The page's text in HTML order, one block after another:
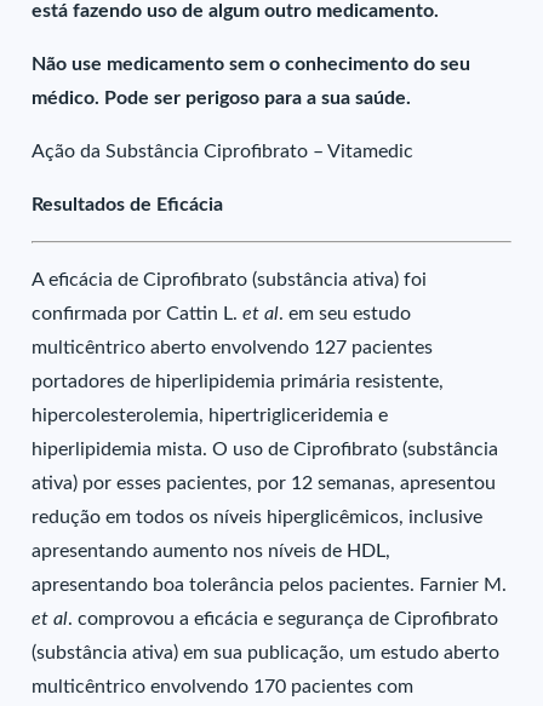
está fazendo uso de algum outro medicamento.
Não use medicamento sem o conhecimento do seu
médico. Pode ser perigoso para a sua saúde.
Ação da Substância Ciprofibrato – Vitamedic
Resultados de Eficácia
A eficácia de Ciprofibrato (substância ativa) foi
confirmada por Cattin L.et al. em seu estudo
multicêntrico aberto envolvendo 127 pacientes
portadores de hiperlipidemia primária resistente,
hipercolesterolemia, hipertrigliceridemia e
hiperlipidemia mista. O uso de Ciprofibrato (substância
ativa) por esses pacientes, por 12 semanas, apresentou
redução em todos os níveis hiperglicêmicos, inclusive
apresentando aumento nos níveis de HDL,
apresentando boa tolerância pelos pacientes. Farnier M.
et al. comprovou a eficácia e segurança de Ciprofibrato
(substância ativa) em sua publicação, um estudo aberto
multicêntrico envolvendo 170 pacientes com